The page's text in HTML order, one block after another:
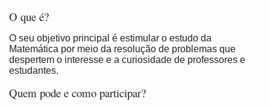
O que é?
O seu objetivo principal é estimular o estudo da
Matemática por meio da resolução de problemas que
despertem o interesse e a curiosidade de professores e
estudantes.
Quem pode e como participar?